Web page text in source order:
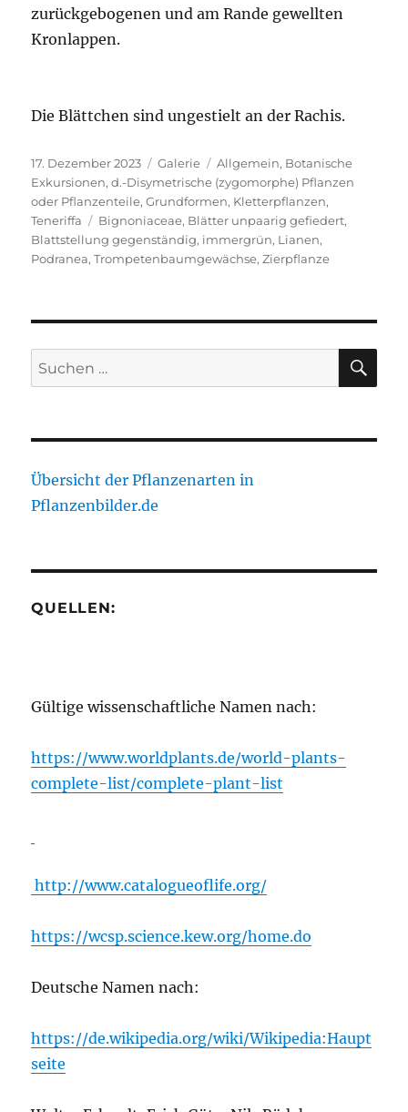
zurückgebogenen und am Rande gewellten
Kronlappen.
Die Blättchen sind ungestielt an der Rachis.
Veröffentlicht
am
17. Dezember 2023 Format
Galerie Kategorien
Allgemein, Botanische
Exkursionen,d.-Disymetrische (zygomorphe) Pflanzen
oder Pflanzenteile,Grundformen, Kletterpflanzen,
Teneriffa
Schlagwörter
Bignoniaceae, Blätter unpaarig gefiedert,
Blattstellung gegenständig, immergrün, Lianen,
Podranea,Trompetenbaumgewächse,Zierpflanze
Suche
nach:
Übersicht der Pflanzenarten in
Pflanzenbilder.de
QUELLEN:
Gültige wissenschaftliche Namen nach:
https://www.worldplants.de/world-plants-
complete-list/complete-plant-list
http://www.catalogueoflife.org/
https://wcsp.science.kew.org/home.do
Deutsche Namen nach:
https://de.wikipedia.org/wiki/Wikipedia:Haupt
seite